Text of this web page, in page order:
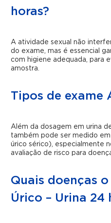
horas?
A atividade sexual não
do exame, mas é essencial
com higiene adequada, para
amostra.
Tipos de exame
Além da dosagem em urina
também pode ser medido
úrico sérico), especialmente
avaliação de risco para
Quais doenças
Úrico – Urina 24